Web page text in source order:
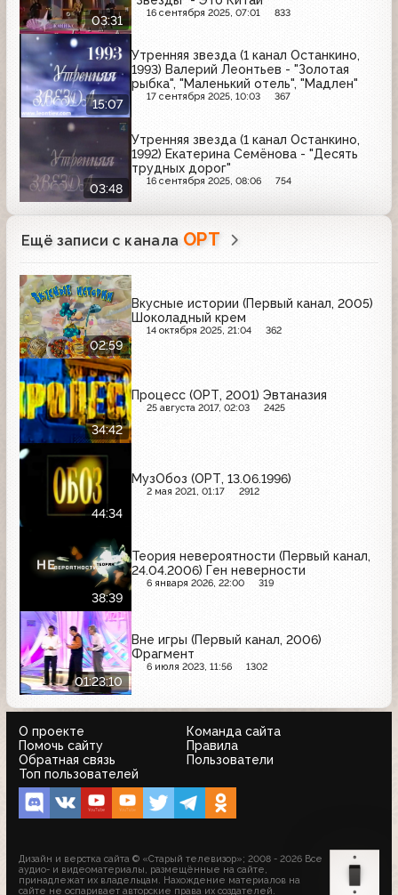
03:31
16 сентября 2025, 07:01 833
15:07
Утренняя звезда (1 канал Останкино,
1993) Валерий Леонтьев - "Золотая
рыбка", "Маленький отель", "Мадлен"
17 сентября 2025, 10:03 367
03:48
Утренняя звезда (1 канал Останкино,
1992) Екатерина Семёнова - "Десять
трудных дорог"
16 сентября 2025, 08:06 754
Ещё записи с канала ОРТ
02:59
Вкусные истории (Первый канал, 2005)
Шоколадный крем
14 октября 2025, 21:04 362
34:42
Процесс (ОРТ, 2001) Эвтаназия
25 августа 2017, 02:03 2425
44:34
МузОбоз (ОРТ, 13.06.1996)
2 мая 2021, 01:17 2912
38:39
Теория невероятности (Первый канал,
24.04.2006) Ген неверности
6 января 2026, 22:00 319
01:23:10
Вне игры (Первый канал, 2006)
Фрагмент
6 июля 2023, 11:56 1302
О проекте
Команда сайта
Помочь сайту
Правила
Обратная связь
Пользователи
Топ пользователей
Дизайн и верстка сайта © «Старый телевизор»; 2008 - 2026 Все
аудио- и видеоматериалы, размещённые на сайте,
принадлежат их владельцам. Нахождение материалов на
сайте не оспаривает авторские права их создателей.